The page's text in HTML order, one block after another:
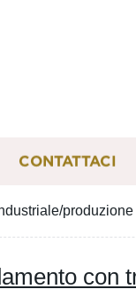
CONTATTACI
con